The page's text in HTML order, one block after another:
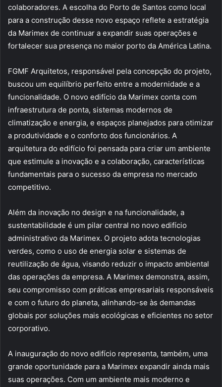
colaboradores. A escolha do Porto de Santos como local
para a construção desse novo espaço reflete a estratégia
da Marimex de continuar a expandir suas operações e
fortalecer sua presença no maior porto da América Latina.
FGMF Arquitetos, responsável pela concepção do projeto,
buscou um equilíbrio perfeito entre a modernidade e a
funcionalidade. O novo edifício da Marimex conta com
infraestrutura de ponta, sistemas modernos de
climatização e energia, e espaços planejados para otimizar
a produtividade e o conforto dos funcionários. A
arquitetura do edifício foi pensada para criar um ambiente
que estimule a inovação e a colaboração, características
fundamentais para o sucesso da empresa no mercado
competitivo.
Além da inovação no design e na funcionalidade, a
sustentabilidade é um pilar central no novo edifício
administrativo da Marimex. O projeto adota tecnologias
verdes, como o uso de energia solar e sistemas de
reutilização de água, visando reduzir o impacto ambiental
das operações da empresa. A Marimex demonstra, assim,
seu compromisso com práticas empresariais responsáveis
e com o futuro do planeta, alinhando-se às demandas
globais por soluções mais ecológicas e eficientes no setor
corporativo.
A inauguração do novo edifício representa, também, uma
grande oportunidade para a Marimex expandir ainda mais
suas operações. Com um ambiente mais moderno e